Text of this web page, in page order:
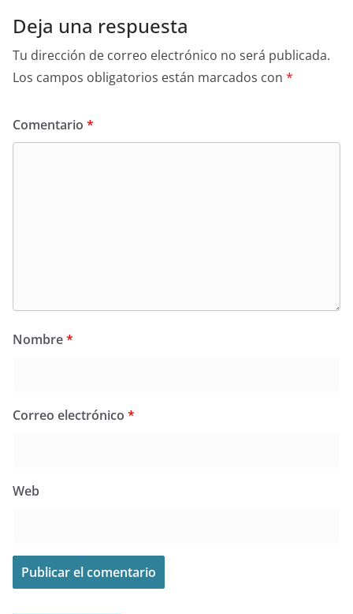
Deja una respuesta
Tu dirección de correo electrónico no será publicada.
Los campos obligatorios están marcados con *
Comentario *
Nombre*
Correo electrónico *
Web